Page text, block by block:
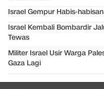
Israel Gempur Habis-
Israel Kembali Bombardir
Tewas
Militer Israel Usir Warga
Gaza Lagi